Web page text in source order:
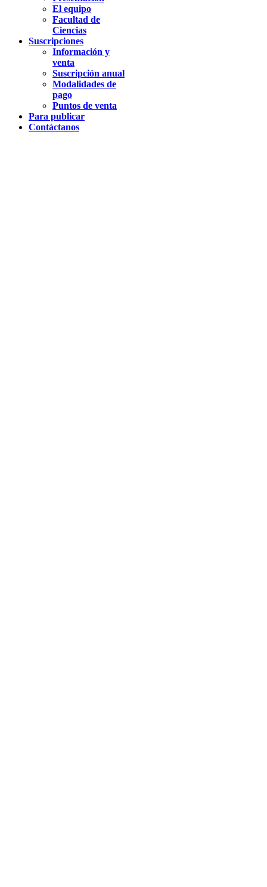
El equipo
Facultad de
Ciencias
Suscripciones
Información y
venta
Suscripción anual
Modalidades de
pago
Puntos de venta
Para publicar
Contáctanos